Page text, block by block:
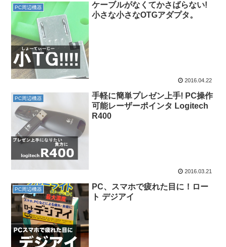
PC周辺機器
ケーブルがなくてかさばらない!
小さな小さなOTGアダプタ。
2016.04.22
PC周辺機器
手軽に簡単プレゼン上手! PC操作
可能レーザーポインタ Logitech
R400
2016.03.21
PC周辺機器
PC、スマホで疲れた目に！ロー
ト デジアイ